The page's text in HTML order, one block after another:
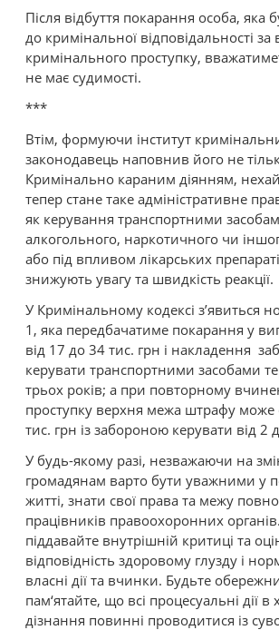
Після відбуття покарання особа, яка
до кримінальної відповідальності
кримінального проступку,
не має судимості.
***
Втім, формуючи інститут
законодавець наповнив його не
Кримінально караним діянням,
тепер стане таке адміністративне
як керування транспортними
алкогольного, наркотичного чи
або під впливом лікарських
знижують увагу та швидкість реакції.
У Кримінальному кодексі з’явиться
1, яка передбачатиме покарання у
від 17 до 34 тис. грн і накладення
керувати транспортними засобами
трьох років; а при повторному
проступку верхня межа штрафу може
тис. грн із забороною керувати від 2
У будь-якому разі, незважаючи на
громадянам варто бути уважними у
житті, знати свої права та межу
працівників правоохоронних
піддавайте внутрішній критиці та
відповідність здоровому глузду і
власні дії та вчинки. Будьте
пам‘ятайте, що всі процесуальні дії в
дізнання повинні проводитися із